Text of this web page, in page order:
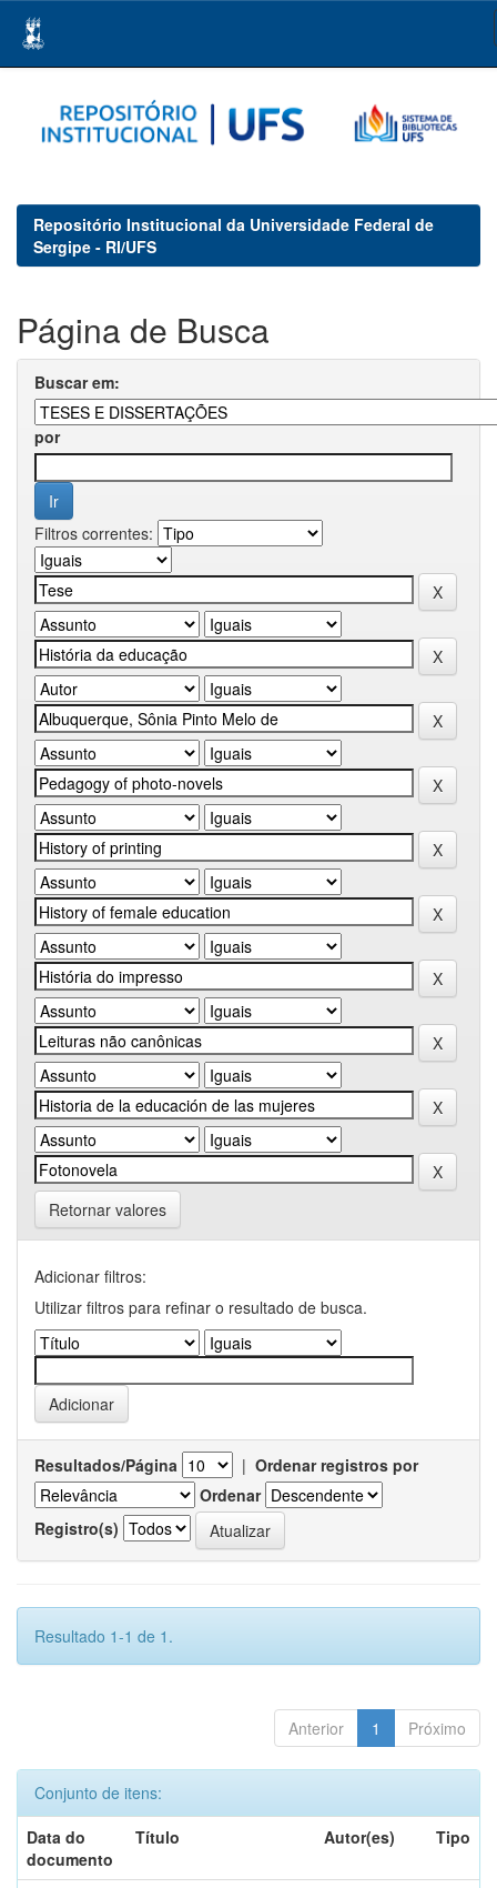
navigation
Repositório Institucional da Universidade Federal de
Sergipe - RI/UFS
Página de Busca
Buscar em:
por
Filtros correntes:
Retornar valores
Adicionar filtros:
Utilizar filtros para refinar o resultado de busca.
Resultados/Página | Ordenar registros por
Ordenar
Registro(s)
Resultado 1-1 de 1.
Anterior 1 Próximo
Conjunto de itens:
Data do
documento
Título Autor(es) Tipo